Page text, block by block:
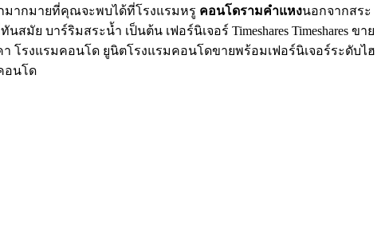
มากมายที่คุณจะพบได้ที่โรงแรมหรู คอนโดรามคำแหงนอกจากสระ
บาร์ริมสระน้ำ เป็นต้น เฟอร์นิเจอร์ Timeshares Timeshares ขาย
รงแรมคอนโด ยูนิตโรงแรมคอนโดขายพร้อมเฟอร์นิเจอร์ระดับไฮ
อนโด